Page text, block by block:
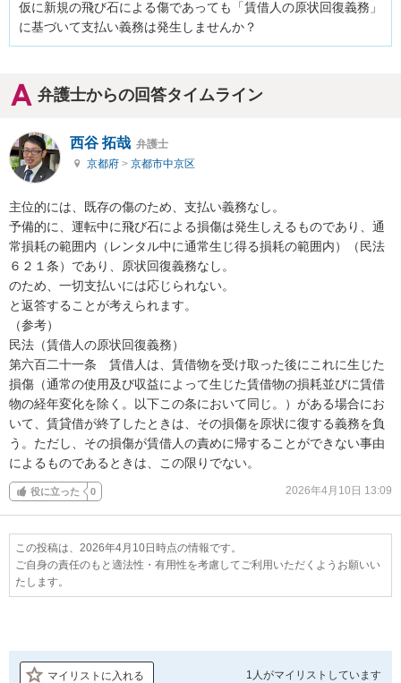
仮に新規の飛び石による傷であっても「賃借人の原状回復義務」
に基づいて支払い義務は発生しませんか？
弁護士からの回答タイムライン
西谷 拓哉 弁護士
京都府 > 京都市中京区
主位的には、既存の傷のため、支払い義務なし。
予備的に、運転中に飛び石による損傷は発生しえるものであり、通
常損耗の範囲内（レンタル中に通常生じ得る損耗の範囲内）（民法
６２１条）であり、原状回復義務なし。
のため、一切支払いには応じられない。
と返答することが考えられます。
（参考）
民法（賃借人の原状回復義務）
第六百二十一条　賃借人は、賃借物を受け取った後にこれに生じた
損傷（通常の使用及び収益によって生じた賃借物の損耗並びに賃借
物の経年変化を除く。以下この条において同じ。）がある場合にお
いて、賃貸借が終了したときは、その損傷を原状に復する義務を負
う。ただし、その損傷が賃借人の責めに帰することができない事由
によるものであるときは、この限りでない。
役に立った 0 2026年4月10日 13:09
この投稿は、2026年4月10日時点の情報です。
ご自身の責任のもと適法性・有用性を考慮してご利用いただくようお願いい
たします。
マイリストに入れる 1人がマイリストしています